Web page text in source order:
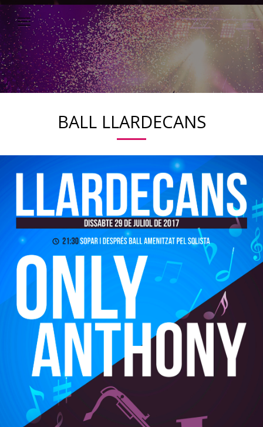
BALL LLARDECANS